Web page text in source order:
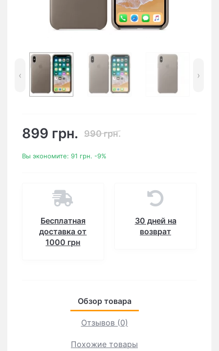
‹ ›
899 грн. 990 грн.
Вы экономите: 91 грн. -9%
Бесплатная
доставка от
1000 грн
30 дней на
возврат
Обзор товара
Отзывов (0)
Похожие товары